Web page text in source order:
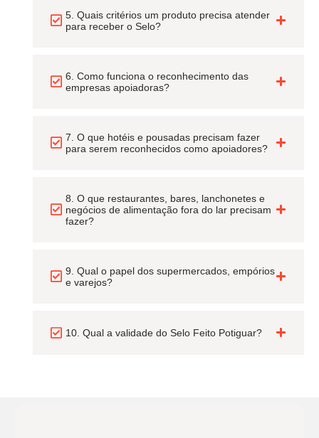
5. Quais critérios um produto precisa atender
para receber o Selo?
6. Como funciona o reconhecimento das
empresas apoiadoras?
7. O que hotéis e pousadas precisam fazer
para serem reconhecidos como apoiadores?
8. O que restaurantes, bares, lanchonetes e
negócios de alimentação fora do lar precisam
fazer?
9. Qual o papel dos supermercados, empórios
e varejos?
10. Qual a validade do Selo Feito Potiguar?